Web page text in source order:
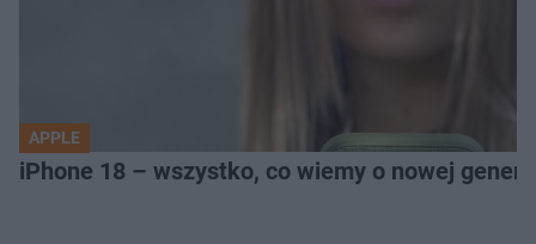
APPLE
iPhone 18 – wszystko, co wiemy o nowej